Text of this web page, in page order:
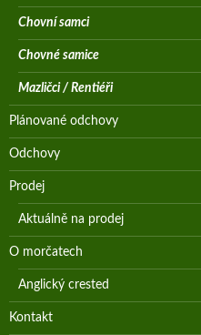
Chovní samci
Chovné samice
Mazličci / Rentiéři
Plánované odchovy
Odchovy
Prodej
Aktuálně na prodej
O morčatech
Anglický crested
Kontakt